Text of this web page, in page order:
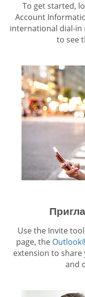
To get started,
Account
international dial-in
to see
Use the Invite
page, the
extension to share
and